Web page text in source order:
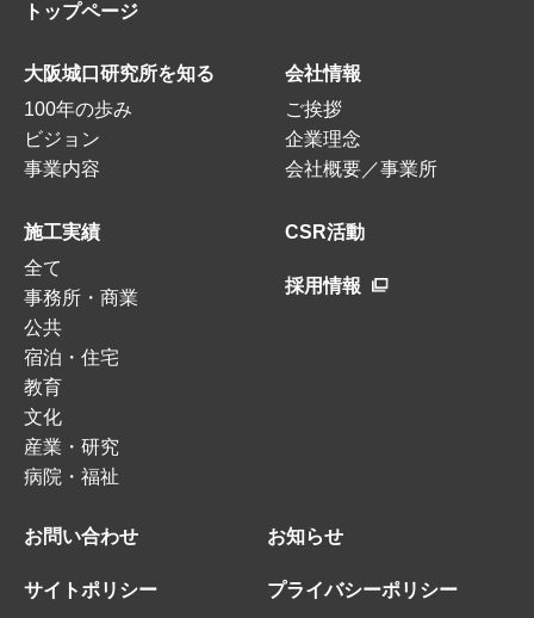
トップページ
大阪城口研究所を知る
100年の歩み
ビジョン
事業内容
会社情報
ご挨拶
企業理念
会社概要／事業所
施工実績
全て
事務所・商業
公共
宿泊・住宅
教育
文化
産業・研究
病院・福祉
CSR活動
採用情報
お問い合わせ お知らせ
サイトポリシー プライバシーポリシー